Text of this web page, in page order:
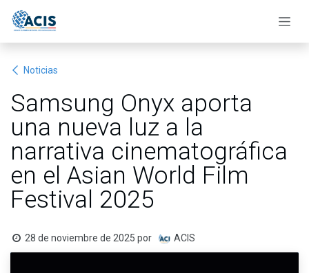
Noticias
Samsung Onyx aporta
una nueva luz a la
narrativa cinematográfica
en el Asian World Film
Festival 2025
28 de noviembre de 2025 por ACIS